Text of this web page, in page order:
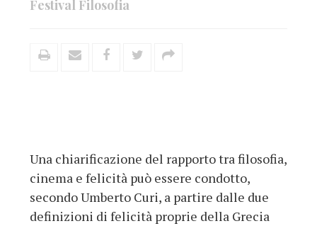
Festival Filosofia
Una chiarificazione del rapporto tra filosofia,
cinema e felicità può essere condotto,
secondo Umberto Curi, a partire dalle due
definizioni di felicità proprie della Grecia